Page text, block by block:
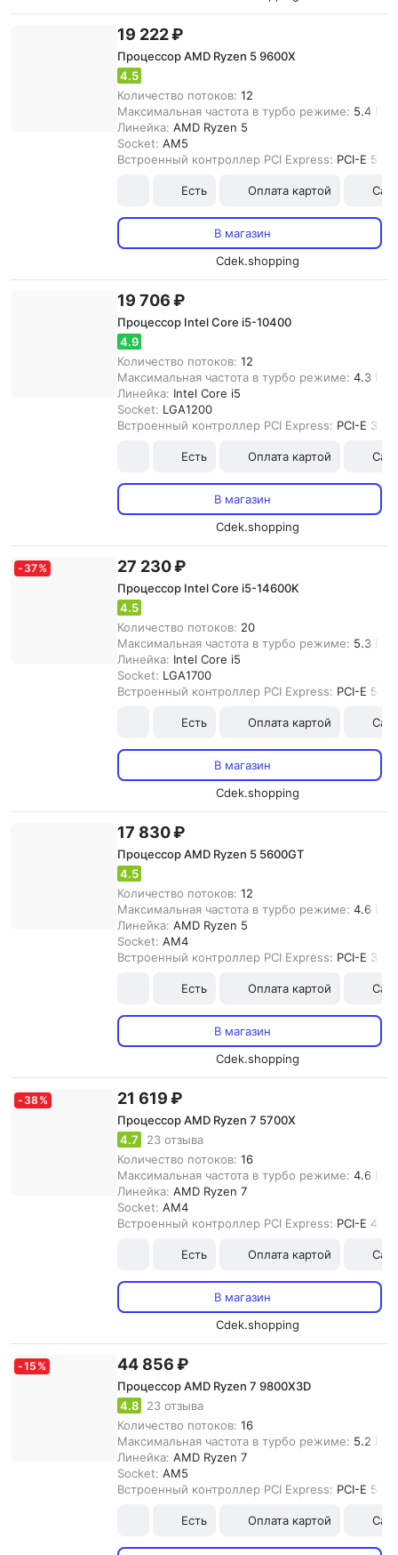
19 222 ₽
Процессор AMD Ryzen 5 9600X
4.5
Количество потоков: 12
Максимальная частота в турбо режиме: 5.4 ГГц
Линейка: AMD Ryzen 5
Socket: AM5
Встроенный контроллер PCI Express: PCI-E 5.0
Есть Оплата картой
В магазин
Cdek.shopping
19 706 ₽
Процессор Intel Core i5-10400
4.9
Количество потоков: 12
Максимальная частота в турбо режиме: 4.3 ГГц
Линейка: Intel Core i5
Socket: LGA1200
Встроенный контроллер PCI Express: PCI-E 3.0
Есть Оплата картой
В магазин
Cdek.shopping
- 37% 27 230 ₽
Процессор Intel Core i5-14600K
4.5
Количество потоков: 20
Максимальная частота в турбо режиме: 5.3 ГГц
Линейка: Intel Core i5
Socket: LGA1700
Встроенный контроллер PCI Express: PCI-E 5.0
Есть Оплата картой
В магазин
Cdek.shopping
17 830 ₽
Процессор AMD Ryzen 5 5600GT
4.5
Количество потоков: 12
Максимальная частота в турбо режиме: 4.6 ГГц
Линейка: AMD Ryzen 5
Socket: AM4
Встроенный контроллер PCI Express: PCI-E 3.0
Есть Оплата картой
В магазин
Cdek.shopping
- 38 % 21 619 ₽
Процессор AMD Ryzen 7 5700X
4.7
23 отзыва
Количество потоков: 16
Максимальная частота в турбо режиме: 4.6 ГГц
Линейка: AMD Ryzen 7
Socket: AM4
Встроенный контроллер PCI Express: PCI-E 4.0
Есть Оплата картой
В магазин
Cdek.shopping
-15 % 44 856 ₽
Процессор AMD Ryzen 7 9800X3D
4.8
23 отзыва
Количество потоков: 16
Максимальная частота в турбо режиме: 5.2 ГГц
Линейка: AMD Ryzen 7
Socket: AM5
Встроенный контроллер PCI Express: PCI-E 5.0
Есть Оплата картой